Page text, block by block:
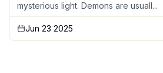
mysterious light. Demons are usuall...
Jun 23 2025